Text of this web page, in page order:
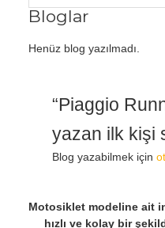
Bloglar
Henüz blog yazılmadı.
“Piaggio
yazan ilk kişi
Blog yazabilmek için
Motosiklet modeline ait
hızlı ve kolay bir